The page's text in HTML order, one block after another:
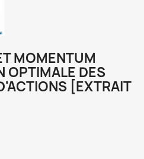
MOMENTUM
OPTIMALE DES
[EXTRAIT